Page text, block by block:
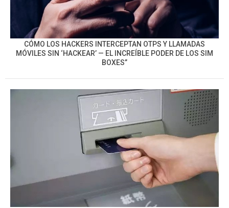
CÓMO LOS HACKERS INTERCEPTAN OTPS Y LLAMADAS
MÓVILES SIN ‘HACKEAR’ — EL INCREÍBLE PODER DE LOS SIM
BOXES”